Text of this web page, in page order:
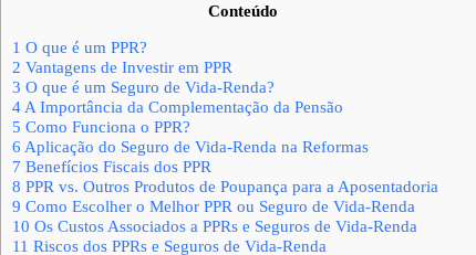
Conteúdo
1 O que é um PPR?
2 Vantagens de Investir em PPR
3 O que é um Seguro de Vida-Renda?
4 A Importância da Complementação da Pensão
5 Como Funciona o PPR?
6 Aplicação do Seguro de Vida-Renda na Reformas
7 Benefícios Fiscais dos PPR
8 PPR vs. Outros Produtos de Poupança para a Aposentadoria
9 Como Escolher o Melhor PPR ou Seguro de Vida-Renda
10 Os Custos Associados a PPRs e Seguros de Vida-Renda
11 Riscos dos PPRs e Seguros de Vida-Renda